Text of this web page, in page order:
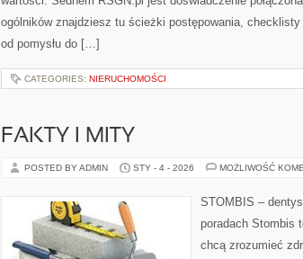
ogólników znajdziesz tu ścieżki postępowania,
od pomysłu do […]
CATEGORIES: NIERUCHOMOŚCI
FAKTY I MITY
POSTED BY ADMIN STY - 4 - 2026 MOŻLIWOŚĆ
STOMBIS –
poradach Stombis
chcą zrozumieć